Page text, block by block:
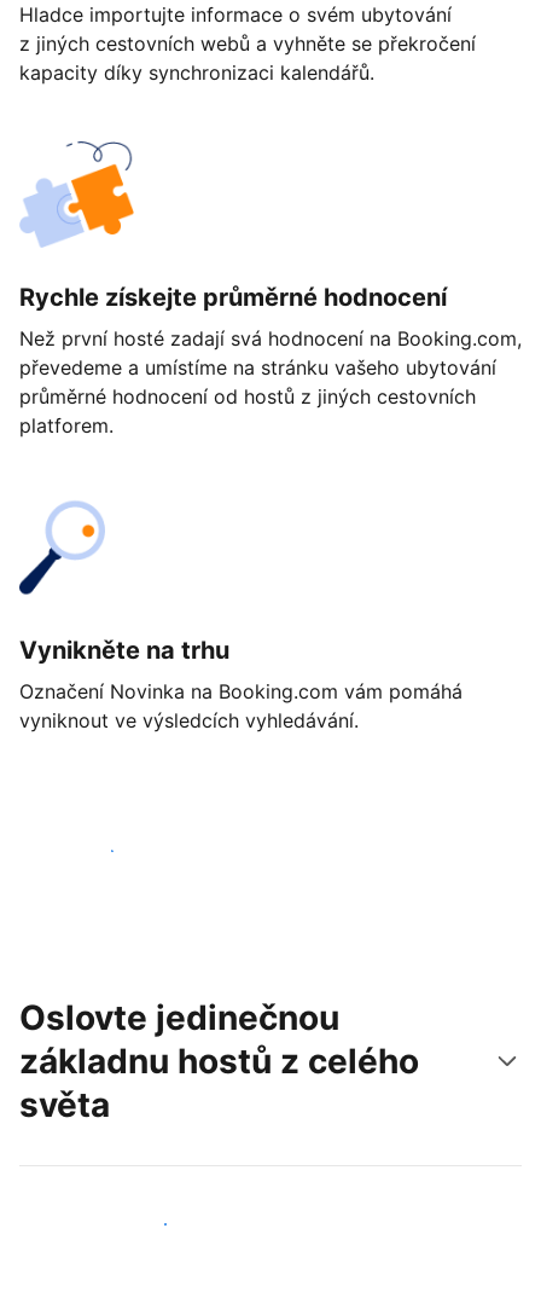
Hladce importujte informace o svém ubytování
z jiných cestovních webů a vyhněte se překročení
kapacity díky synchronizaci kalendářů.
Rychle získejte průměrné hodnocení
Než první hosté zadají svá hodnocení na Booking.com,
převedeme a umístíme na stránku vašeho ubytování
průměrné hodnocení od hostů z jiných cestovních
platforem.
Vynikněte na trhu
Označení Novinka na Booking.com vám pomáhá
vyniknout ve výsledcích vyhledávání.
Začít ještě dnes
Oslovte jedinečnou
základnu hostů z celého
světa
Oslovit nové hosty už dnes